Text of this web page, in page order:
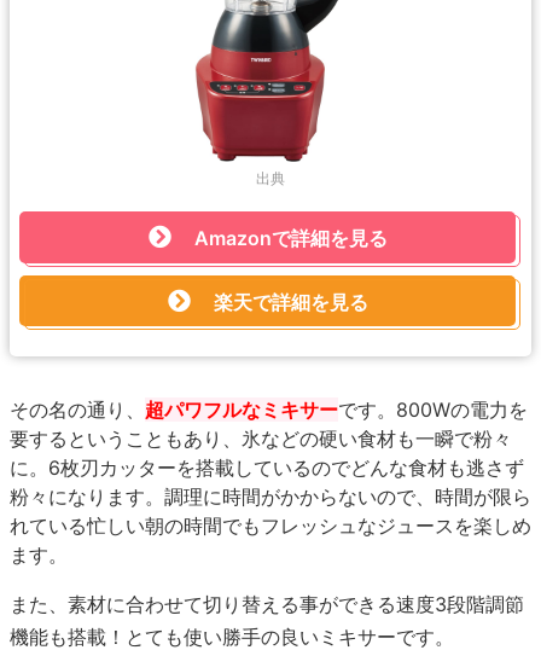
出典
Amazonで詳細を見る
楽天で詳細を見る
その名の通り、 超パワフルなミキサーです。800Wの電力を
要するということもあり、氷などの硬い食材も一瞬で粉々
に。6枚刃カッターを搭載しているのでどんな食材も逃さず
粉々になります。調理に時間がかからないので、時間が限ら
れている忙しい朝の時間でもフレッシュなジュースを楽しめ
ます。
また、素材に合わせて切り替える事ができる速度3段階調節
機能も搭載！とても使い勝手の良いミキサーです。